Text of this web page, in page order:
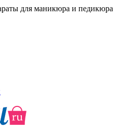
для маникюра и педикюра